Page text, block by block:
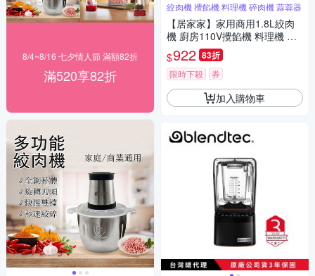
8/4~8/16 七夕情人節 滿額82折
滿520享82折
絞肉機 攪餡機 料理機 碎肉機 蒜蓉器
【居家家】家用商用1.8L絞肉
機 廚房110V攪餡機 料理機 碎
肉器 蒜蓉食物調理機
$922 83折
限時下殺 券
加入購物車